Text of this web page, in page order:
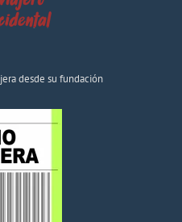
desde su fundación